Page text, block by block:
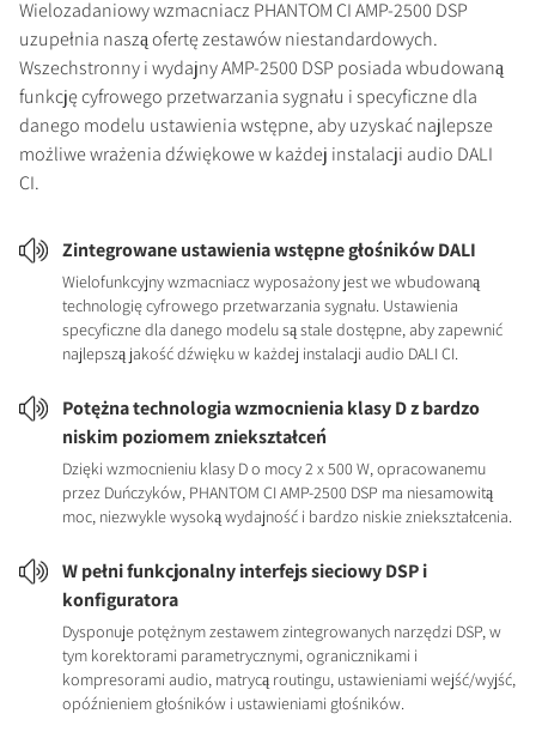
Wielozadaniowy wzmacniacz PHANTOM CI AMP-2500 DSP
uzupełnia naszą ofertę zestawów niestandardowych.
Wszechstronny i wydajny AMP-2500 DSP posiada wbudowaną
funkcję cyfrowego przetwarzania sygnału i specyficzne dla
danego modelu ustawienia wstępne, aby uzyskać najlepsze
możliwe wrażenia dźwiękowe w każdej instalacji audio DALI
CI.
Zintegrowane ustawienia wstępne głośników DALI
Wielofunkcyjny wzmacniacz wyposażony jest we wbudowaną
technologię cyfrowego przetwarzania sygnału. Ustawienia
specyficzne dla danego modelu są stale dostępne, aby zapewnić
najlepszą jakość dźwięku w każdej instalacji audio DALI CI.
Potężna technologia wzmocnienia klasy D z bardzo
niskim poziomem zniekształceń
Dzięki wzmocnieniu klasy D o mocy 2 x 500 W, opracowanemu
przez Duńczyków, PHANTOM CI AMP-2500 DSP ma niesamowitą
moc, niezwykle wysoką wydajność i bardzo niskie zniekształcenia.
W pełni funkcjonalny interfejs sieciowy DSP i
konfiguratora
Dysponuje potężnym zestawem zintegrowanych narzędzi DSP, w
tym korektorami parametrycznymi, ogranicznikami i
kompresorami audio, matrycą routingu, ustawieniami wejść/wyjść,
opóźnieniem głośników i ustawieniami głośników.